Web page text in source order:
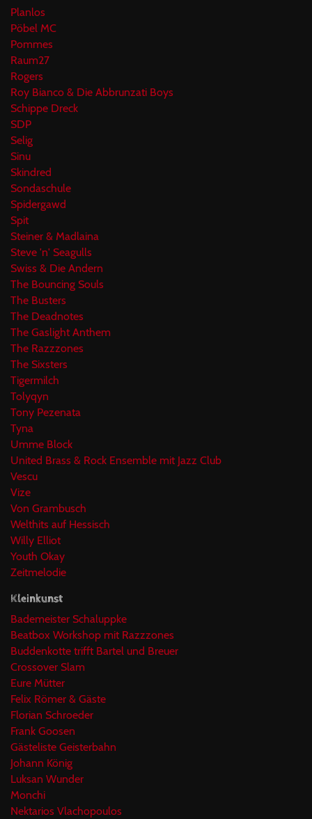
Planlos
Pöbel MC
Pommes
Raum27
Rogers
Roy Bianco & Die Abbrunzati Boys
Schippe Dreck
SDP
Selig
Sinu
Skindred
Sondaschule
Spidergawd
Spit
Steiner & Madlaina
Steve 'n' Seagulls
Swiss & Die Andern
The Bouncing Souls
The Busters
The Deadnotes
The Gaslight Anthem
The Razzzones
The Sixsters
Tigermilch
Tolyqyn
Tony Pezenata
Tyna
Umme Block
United Brass & Rock Ensemble mit Jazz Club
Vescu
Vize
Von Grambusch
Welthits auf Hessisch
Willy Elliot
Youth Okay
Zeitmelodie
Kleinkunst
Bademeister Schaluppke
Beatbox Workshop mit Razzzones
Buddenkotte trifft Bartel und Breuer
Crossover Slam
Eure Mütter
Felix Römer & Gäste
Florian Schroeder
Frank Goosen
Gästeliste Geisterbahn
Johann König
Luksan Wunder
Monchi
Nektarios Vlachopoulos